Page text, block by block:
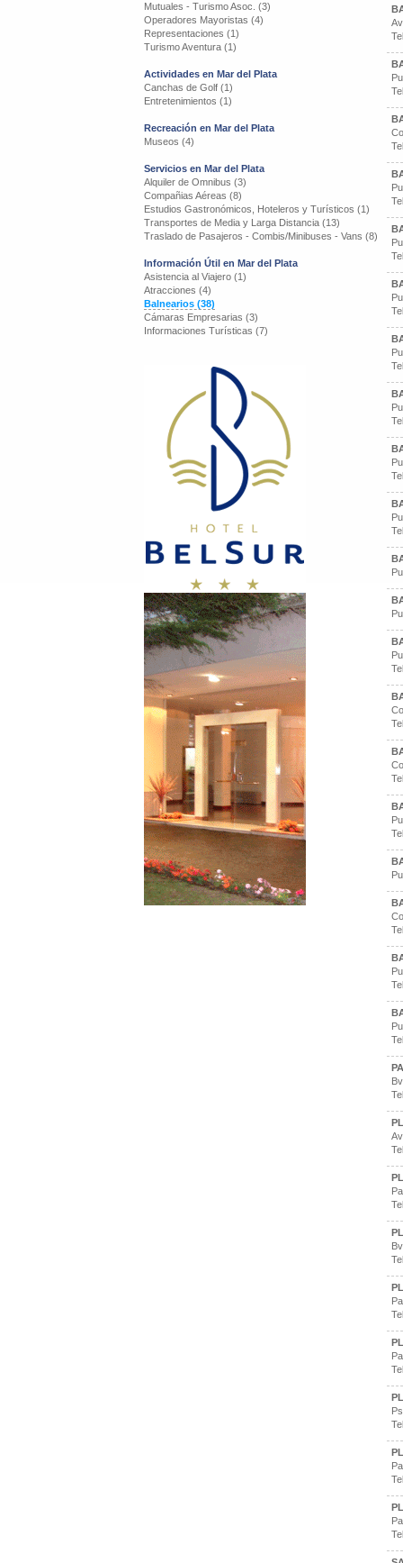
Mutuales - Turismo Asoc. (3)
Operadores Mayoristas (4)
Representaciones (1)
Turismo Aventura (1)
Actividades en Mar del Plata
Canchas de Golf (1)
Entretenimientos (1)
Recreación en Mar del Plata
Museos (4)
Servicios en Mar del Plata
Alquiler de Omnibus (3)
Compañias Aéreas (8)
Estudios Gastronómicos, Hoteleros y Turísticos (1)
Transportes de Media y Larga Distancia (13)
Traslado de Pasajeros - Combis/Minibuses - Vans (8)
Información Útil en Mar del Plata
Asistencia al Viajero (1)
Atracciones (4)
Balnearios (38)
Cámaras Empresarias (3)
Informaciones Turísticas (7)